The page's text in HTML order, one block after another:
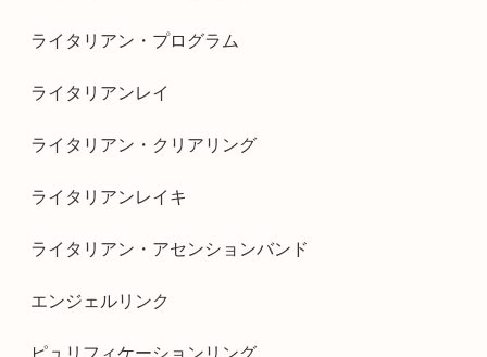
ライタリアン・プログラム
ライタリアンレイ
ライタリアン・クリアリング
ライタリアンレイキ
ライタリアン・アセンションバンド
エンジェルリンク